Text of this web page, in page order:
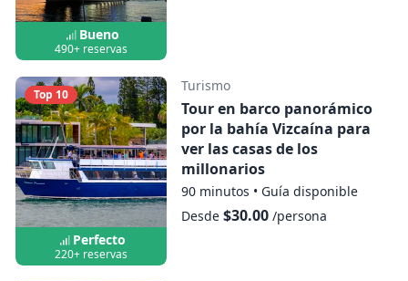
Bueno
490+ reservas
Top 10
Perfecto
220+ reservas
Turismo
Tour en barco panorámico
por la bahía Vizcaína para
ver las casas de los
millonarios
90 minutos • Guía disponible
Desde $30.00/persona